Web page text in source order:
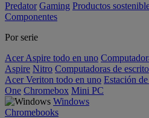
Predator Gaming Productos
Componentes
Por serie
Acer Aspire todo en uno
Aspire Nitro Computadoras de
Acer Veriton todo en uno Estación
One Chromebox Mini PC
Windows
Chromebooks